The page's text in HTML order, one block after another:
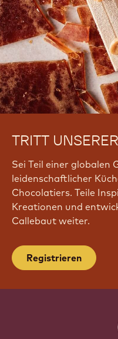
TRITT
Sei Teil einer globalen
leidenschaftlicher
Chocolatiers. Teile
Kreationen und
Callebaut weiter.
Registrieren